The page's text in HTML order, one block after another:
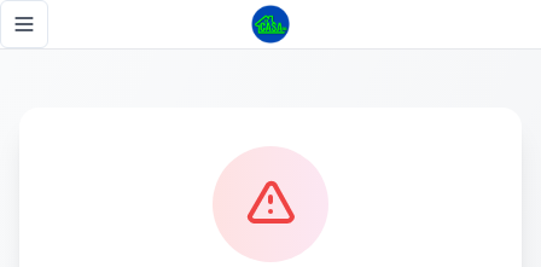
Toggle navigation menu
Página no encontrada - Tu Casa RD